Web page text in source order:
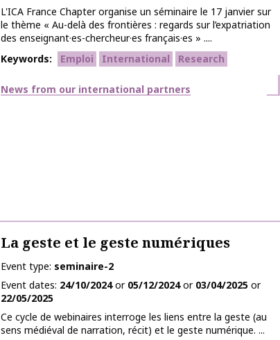
L'ICA France Chapter organise un séminaire le 17 janvier sur
le thème « Au-delà des frontières : regards sur l’expatriation
des enseignant·es-chercheur·es français·es » ....
Keywords
Emploi International Research
Themes
News from our international partners
La geste et le geste numériques
Event type seminaire-2
Event dates 24/10/2024 or 05/12/2024 or 03/04/2025 or
22/05/2025
Ce cycle de webinaires interroge les liens entre la geste (au
sens médiéval de narration, récit) et le geste numérique. ...